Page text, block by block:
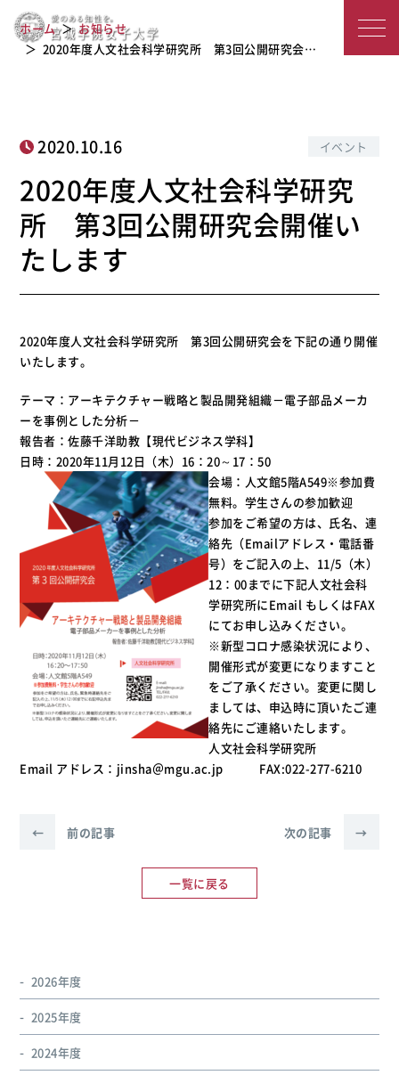
城
子
大
2020年度人文社会科学研究所 第3回
公開研究会開催いたします
ホーム
お知らせ
2020年度人文社会科学研究所 第3回公開研究会…
2020.10.16 イベント
2020年度人文社会科学研究
所 第3回公開研究会開催い
たします
2020年度人文社会科学研究所 第3回公開研究会を下記の通り開催
いたします。
テーマ：アーキテクチャー戦略と製品開発組織－電子部品メーカ
ーを事例とした分析－
報告者：佐藤千洋助教【現代ビジネス学科】
日時：2020年11月12日（木）16：20～17：50
会場：人文館5階A549※参加費
無料。学生さんの参加歓迎
参加をご希望の方は、氏名、連
絡先（Emailアドレス・電話番
号）をご記入の上、11/5（木）
12：00までに下記人文社会科
学研究所にEmail もしくはFAX
にてお申し込みください。
※新型コロナ感染状況により、
開催形式が変更になりますこと
をご了承ください。変更に関し
ましては、申込時に頂いたご連
絡先にご連絡いたします。
人文社会科学研究所
Email アドレス：jinsha＠mgu.ac.jp FAX:022-277-6210
← 前の記事
一覧に戻る
次の記事 →
2026年度
2025年度
2024年度